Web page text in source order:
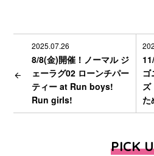
2025.07.26
8/8(金)開催！ノーマル ジ
ェーラグ02 ローンチパー
ティー at Run boys!
Run girls!
ゴ
ズ
た
PICK